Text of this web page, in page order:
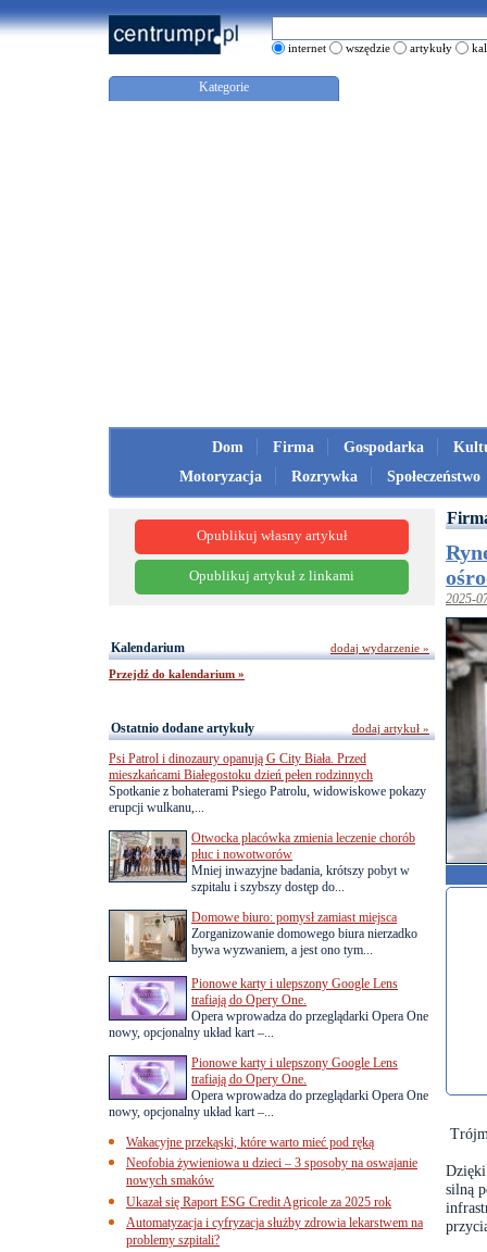
internet wszędzie artykuły
Kategorie
Dom Firma Gospodarka
Motoryzacja
Rozrywka Społeczeństwo
2025-
silną
Opublikuj własny artykuł
Opublikuj artykuł z linkami
Kalendarium
Przejdź do kalendarium »
dodaj wydarzenie »
Ostatnio dodane artykuły
Psi Patrol i dinozaury opanują G City Biała. Przed
mieszkańcami Białegostoku dzień pełen rodzinnych
Spotkanie z bohaterami Psiego Patrolu, widowiskowe pokazy
erupcji wulkanu,...
Otwocka placówka zmienia leczenie chorób
płuc i nowotworów
Mniej inwazyjne badania, krótszy pobyt w
szpitalu i szybszy dostęp do...
Domowe biuro: pomysł zamiast miejsca
Zorganizowanie domowego biura nierzadko
bywa wyzwaniem, a jest ono tym...
Pionowe karty i ulepszony Google Lens
trafiają do Opery One.
Opera wprowadza do przeglądarki Opera One
nowy, opcjonalny układ kart –...
Pionowe karty i ulepszony Google Lens
trafiają do Opery One.
Opera wprowadza do przeglądarki Opera One
nowy, opcjonalny układ kart –...
Wakacyjne przekąski, które warto mieć pod ręką
Neofobia żywieniowa u dzieci – 3 sposoby na oswajanie
nowych smaków
Ukazał się Raport ESG Credit Agricole za 2025 rok
Automatyzacja i cyfryzacja służby zdrowia lekarstwem na
problemy szpitali?
dodaj artykuł »